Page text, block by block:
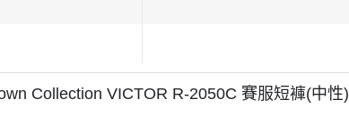
Collection VICTOR R-2050C 賽服短褲(中性)